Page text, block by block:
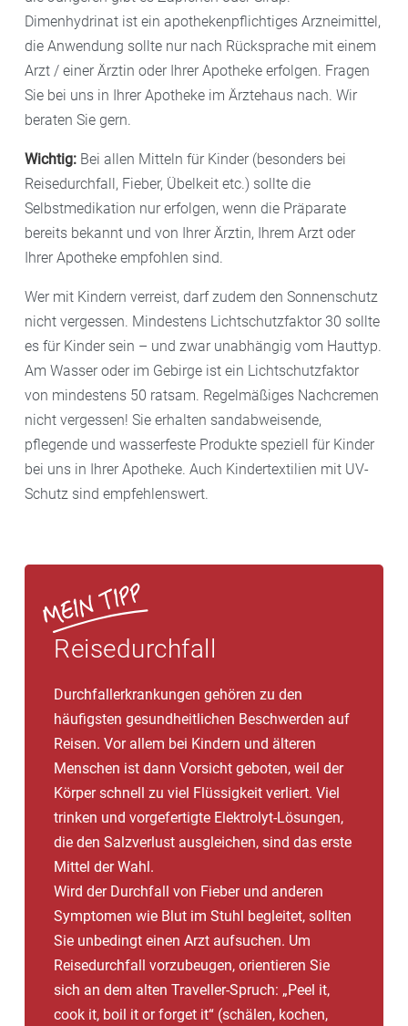
Dimenhydrinat ist ein apothekenpflichtiges Arzneimittel,
die Anwendung sollte nur nach Rücksprache mit einem
Arzt / einer Ärztin oder Ihrer Apotheke erfolgen. Fragen
Sie bei uns in Ihrer Apotheke im Ärztehaus nach. Wir
beraten Sie gern.
Wichtig: Bei allen Mitteln für Kinder (besonders bei
Reisedurchfall, Fieber, Übelkeit etc.) sollte die
Selbstmedikation nur erfolgen, wenn die Präparate
bereits bekannt und von Ihrer Ärztin, Ihrem Arzt oder
Ihrer Apotheke empfohlen sind.
Wer mit Kindern verreist, darf zudem den Sonnenschutz
nicht vergessen. Mindestens Lichtschutzfaktor 30 sollte
es für Kinder sein – und zwar unabhängig vom Hauttyp.
Am Wasser oder im Gebirge ist ein Lichtschutzfaktor
von mindestens 50 ratsam. Regelmäßiges Nachcremen
nicht vergessen! Sie erhalten sandabweisende,
pflegende und wasserfeste Produkte speziell für Kinder
bei uns in Ihrer Apotheke. Auch Kindertextilien mit UV-
Schutz sind empfehlenswert.
Reisedurchfall
Durchfallerkrankungen gehören zu den
häufigsten gesundheitlichen Beschwerden auf
Reisen. Vor allem bei Kindern und älteren
Menschen ist dann Vorsicht geboten, weil der
Körper schnell zu viel Flüssigkeit verliert. Viel
trinken und vorgefertigte Elektrolyt-Lösungen,
die den Salzverlust ausgleichen, sind das erste
Mittel der Wahl.
Wird der Durchfall von Fieber und anderen
Symptomen wie Blut im Stuhl begleitet, sollten
Sie unbedingt einen Arzt aufsuchen. Um
Reisedurchfall vorzubeugen, orientieren Sie
sich an dem alten Traveller-Spruch: „Peel it,
cook it, boil it or forget it“ (schälen, kochen,